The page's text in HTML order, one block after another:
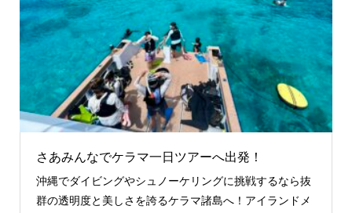
さあみんなでケラマ一日ツアーへ出発！
沖縄でダイビングやシュノーケリングに挑戦するなら抜
群の透明度と美しさを誇るケラマ諸島へ！アイランドメ